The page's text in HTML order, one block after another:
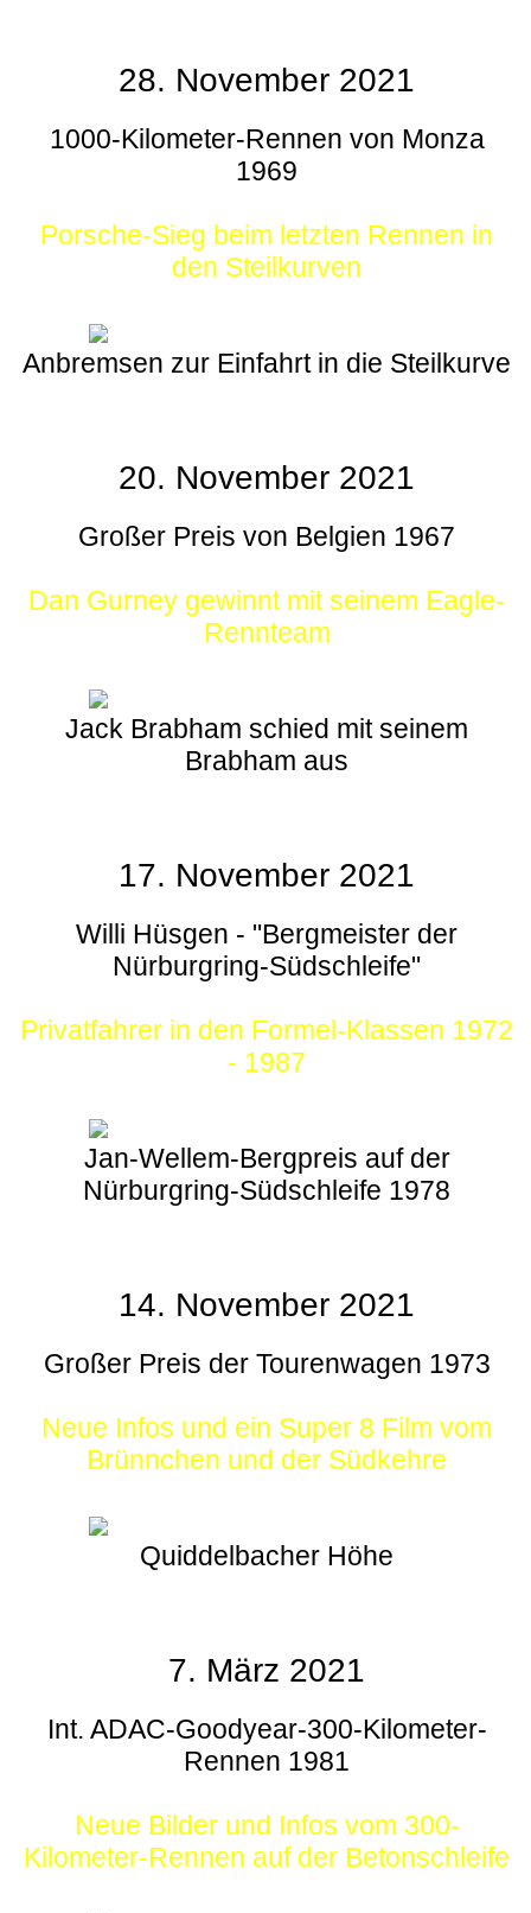
28. November 2021
1000-Kilometer-Rennen von Monza
1969
Porsche-Sieg beim letzten Rennen in
den Steilkurven
Anbremsen zur Einfahrt in die Steilkurve
20. November 2021
Großer Preis von Belgien 1967
Dan Gurney gewinnt mit seinem Eagle-
Rennteam
Jack Brabham schied mit seinem
Brabham aus
17. November 2021
Willi Hüsgen - "Bergmeister der
Nürburgring-Südschleife"
Privatfahrer in den Formel-Klassen 1972
- 1987
Jan-Wellem-Bergpreis auf der
Nürburgring-Südschleife 1978
14. November 2021
Großer Preis der Tourenwagen 1973
Neue Infos und ein Super 8 Film vom
Brünnchen und der Südkehre
Quiddelbacher Höhe
7. März 2021
Int. ADAC-Goodyear-300-Kilometer-
Rennen 1981
Neue Bilder und Infos vom 300-
Kilometer-Rennen auf der Betonschleife